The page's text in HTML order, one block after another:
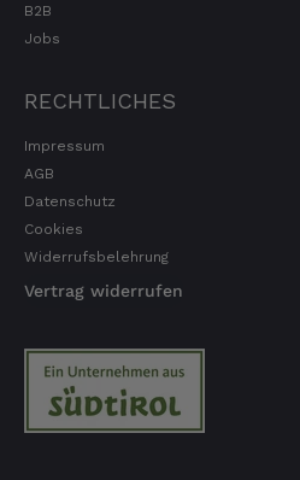
B2B
Jobs
RECHTLICHES
Impressum
AGB
Datenschutz
Cookies
Widerrufsbelehrung
Vertrag widerrufen